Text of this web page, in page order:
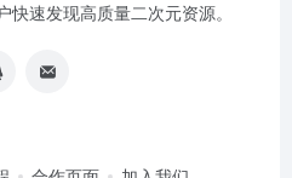
速发现高质量二次元资源。